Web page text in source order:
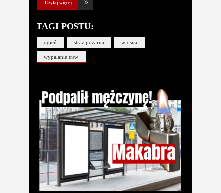
Czytaj więcej
TAGI POSTU:
ogień straż pożarna wiosna
wypalanie traw